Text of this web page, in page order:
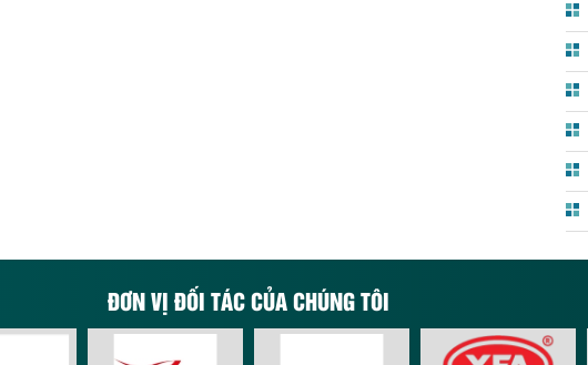
ĐƠN VỊ ĐỐI TÁC CỦA CHÚNG TÔI